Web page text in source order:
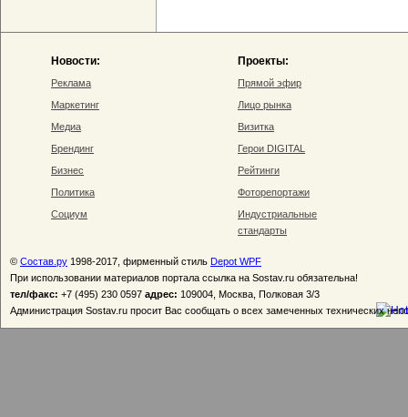
Новости:
Реклама
Маркетинг
Медиа
Брендинг
Бизнес
Политика
Социум
Проекты:
Прямой эфир
Лицо рынка
Визитка
Герои DIGITAL
Рейтинги
Фоторепортажи
Индустриальные
стандарты
© Состав.ру 1998-2017, фирменный стиль Depot WPF
При использовании материалов портала ссылка на Sostav.ru обязательна!
тел/факс: +7 (495) 230 0597 адрес: 109004, Москва, Полковая 3/3
Администрация Sostav.ru просит Вас сообщать о всех замеченных технических